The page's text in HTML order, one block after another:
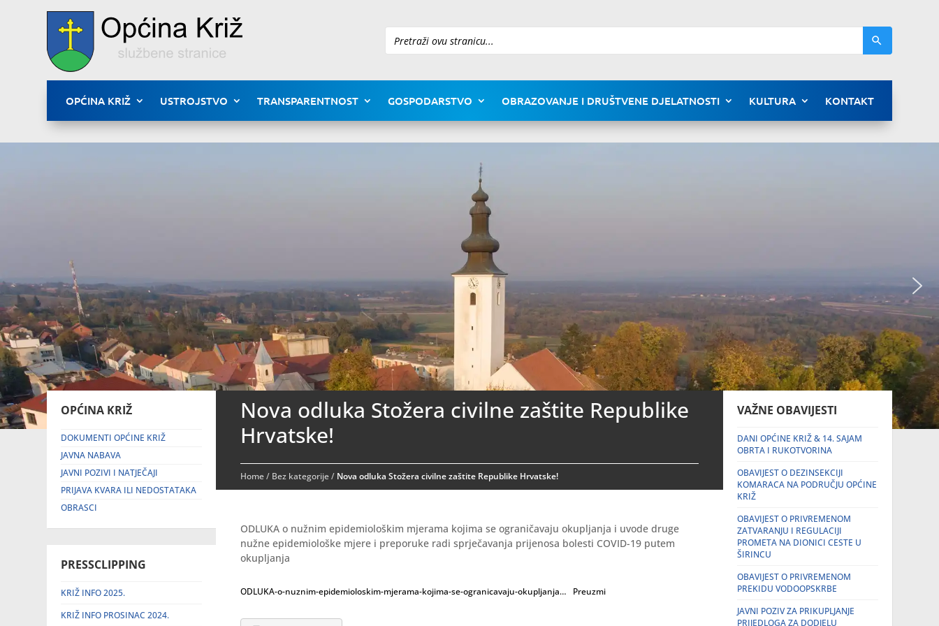
Pretraži
OPĆINA KRIŽ USTROJSTVO TRANSPARENTNOST GOSPODARSTVO OBRAZOVANJE I DRUŠTVENE DJELATNOSTI KULTURA KONTAKT
OPĆINA KRIŽ
DOKUMENTI OPĆINE KRIŽ
JAVNA NABAVA
JAVNI POZIVI I NATJEČAJI
PRIJAVA KVARA ILI NEDOSTATAKA
OBRASCI
PRESSCLIPPING
KRIŽ INFO 2025.
KRIŽ INFO PROSINAC 2024.
Nova odluka Stožera civilne zaštite Republike
Hrvatske!
Home/ Bez kategorije/ Nova odluka Stožera civilne zaštite Republike Hrvatske!
ODLUKA o nužnim epidemiološkim mjerama kojima se ograničavaju okupljanja i uvode druge
nužne epidemiološke mjere i preporuke radi sprječavanja prijenosa bolesti COVID-19 putem
okupljanja
ODLUKA-o-nuznim-epidemioloskim-mjerama-kojima-se-ogranicavaju-okupljanja… Preuzmi
VAŽNE OBAVIJESTI
DANI OPĆINE KRIŽ & 14. SAJAM
OBRTA I RUKOTVORINA
OBAVIJEST O DEZINSEKCIJI
KOMARACA NA PODRUČJU OPĆINE
KRIŽ
OBAVIJEST O PRIVREMENOM
ZATVARANJU I REGULACIJI
PROMETA NA DIONICI CESTE U
ŠIRINCU
OBAVIJEST O PRIVREMENOM
PREKIDU VODOOPSKRBE
JAVNI POZIV ZA PRIKUPLJANJE
PRIJEDLOGA ZA DODJELU